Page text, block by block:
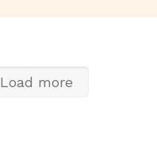
Load more